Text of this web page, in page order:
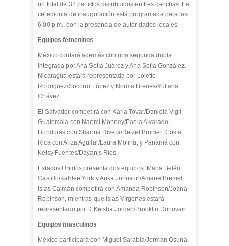
un total de 32 partidos distribuidos en tres canchas. La
ceremonia de inauguración está programada para las
6:00 p.m., con la presencia de autoridades locales.
Equipos femeninos
México contará además con una segunda dupla
integrada por Ana Sofía Juárez y Ana Sofía González.
Nicaragua estará representada por Lolette
Rodríguez/Socorro López y Norma Brenes/Yuliana
Chávez.
El Salvador competirá con Karla Tovar/Daniela Vigil;
Guatemala con Naomi Monney/Paola Alvarado;
Honduras con Shanna Rivera/Reizel Bruhier; Costa
Rica con Aliza Aguilar/Laura Molina; y Panamá con
Keisy Fuentes/Dayanis Ríos.
Estados Unidos presenta dos equipos: Maria Belén
Castillo/Kahlee York y Arika Johnson/Amarie Bremel.
Islas Caimán competirá con Amanda Robinson/Joana
Robinson, mientras que Islas Vírgenes estará
representado por D’Keisha Jordan/Brooklin Donovan.
Equipos masculinos
México participará con Miguel Sarabia/Jorman Osuna,